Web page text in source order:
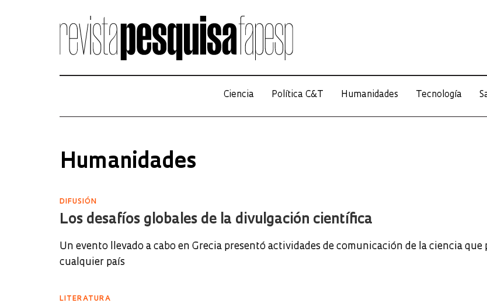
Ciencia Política C&T Humanidades Tecnología
Humanidades
DIFUSIÓN
Los desafíos globales de la divulgación científica
Un evento llevado a cabo en Grecia presentó actividades de comunicación de la ciencia que
cualquier país
LITERATURA